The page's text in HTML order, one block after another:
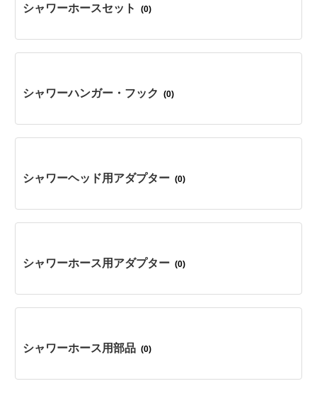
シャワーホースセット (0)
シャワーハンガー・フック (0)
シャワーヘッド用アダプター (0)
シャワーホース用アダプター (0)
シャワーホース用部品 (0)